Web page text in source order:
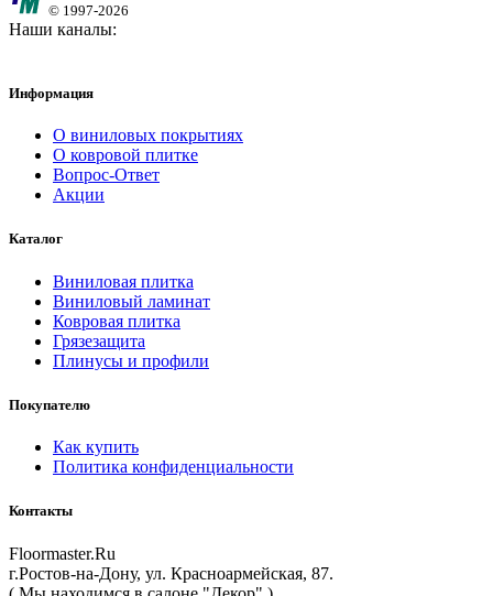
© 1997-2026
Наши каналы:
Информация
О виниловых покрытиях
О ковровой плитке
Вопрос-Ответ
Акции
Каталог
Виниловая плитка
Виниловый ламинат
Ковровая плитка
Грязезащита
Плинусы и профили
Покупателю
Как купить
Политика конфиденциальности
Контакты
Floormaster.Ru
г.Ростов-на-Дону, ул. Красноармейская, 87.